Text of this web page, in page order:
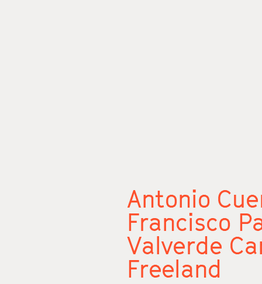
Antonio
Francisco
Valverde
Freeland